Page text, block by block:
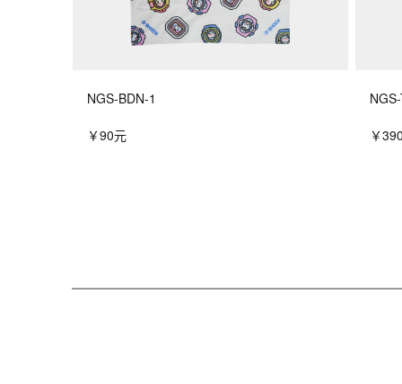
NGS-BDN-1
￥90元 ￥